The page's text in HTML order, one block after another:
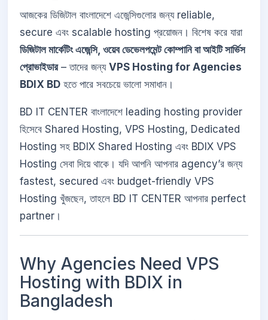
আজকের ডিজিটাল বাংলাদেশে এজেন্সিগুলোর জন্য reliable,
secure এবং scalable hosting প্রয়োজন। বিশেষ করে যারা
ডিজিটাল মার্কেটিং এজেন্সি, ওয়েব ডেভেলপমেন্ট কোম্পানি বা আইটি সার্ভিস
প্রোভাইডার– তাদের জন্য VPS Hosting for Agencies
BDIX BD হতে পারে সবচেয়ে ভালো সমাধান।
BD IT CENTER বাংলাদেশে leading hosting provider
হিসেবে Shared Hosting, VPS Hosting, Dedicated
Hosting সহ BDIX Shared Hosting এবং BDIX VPS
Hosting সেবা দিয়ে থাকে। যদি আপনি আপনার agency’র জন্য
fastest, secured এবং budget-friendly VPS
Hosting খুঁজছেন, তাহলে BD IT CENTER আপনার perfect
partner।
Why Agencies Need VPS
Hosting with BDIX in
Bangladesh